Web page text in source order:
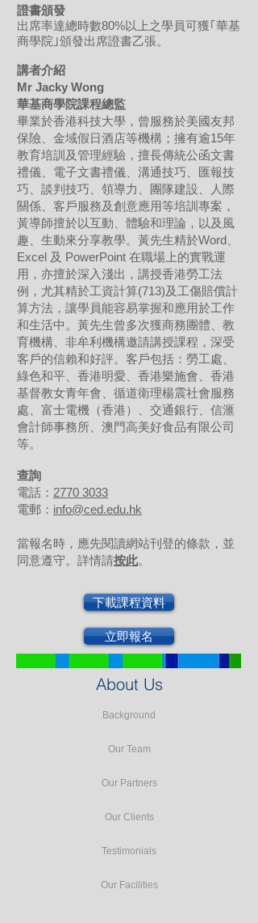
證書頒發
出席率達總時數80%以上之學員可獲｢華基
商學院｣頒發出席證書乙張。
講者介紹
Mr Jacky Wong
華基商學院課程總監
畢業於香港科技大學，曾服務於美國友邦
保險、金域假日酒店等機構；擁有逾15年
教育培訓及管理經驗，擅長傳統公函文書
禮儀、電子文書禮儀、溝通技巧、匯報技
巧、談判技巧、領導力、團隊建設、人際
關係、客戶服務及創意應用等培訓專案，
黃導師擅於以互動、體驗和理論，以及風
趣、生動來分享教學。黃先生精於Word、
Excel 及 PowerPoint 在職場上的實戰運
用，亦擅於深入淺出，講授香港勞工法
例，尤其精於工資計算(713)及工傷賠償計
算方法，讓學員能容易掌握和應用於工作
和生活中。黃先生曾多次獲商務團體、教
育機構、非牟利機構邀請講授課程，深受
客戶的信賴和好評。客戶包括：勞工處、
綠色和平、香港明愛、香港樂施會、香港
基督教女青年會、循道衛理楊震社會服務
處、富士電機（香港）、交通銀行、信滙
會計師事務所、澳門高美好食品有限公司
等。
查詢
電話： 2770 3033
電郵： info@ced.edu.hk
當報名時，應先閱讀網站刊登的條款，並
同意遵守。詳情請按此。
下載課程資料
立即報名
About Us
Background
Our Team
Our Partners
Our Clients
Testimonials
Our Facilities